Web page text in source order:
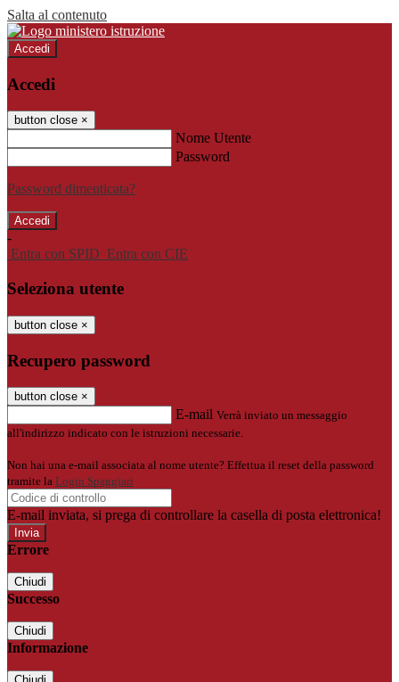
Salta al contenuto
Accedi
Accedi
button close ×
Nome Utente
Password
Password dimenticata?
-
Entra con SPID Entra con CIE
Seleziona utente
button close ×
Recupero password
button close ×
E-mail Verrà inviato un messaggio
all'indirizzo indicato con le istruzioni necessarie.
Non hai una e-mail associata al nome utente? Effettua il reset della password
tramite la Login Spaggiari
E-mail inviata, si prega di controllare la casella di posta elettronica!
Errore
Chiudi
Successo
Chiudi
Informazione